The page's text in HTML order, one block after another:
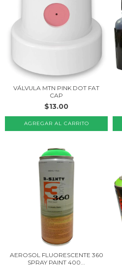
VÁLVULA MTN PINK DOT FAT
CAP
$13.00
AEROSOL FLUORESCENTE 360
SPRAY PAINT 400...